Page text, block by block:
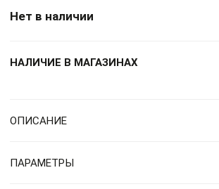
Нет в наличии
НАЛИЧИЕ В МАГАЗИНАХ
ОПИСАНИЕ
ПАРАМЕТРЫ